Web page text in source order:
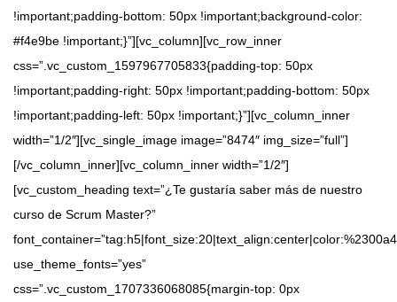
!important;padding-bottom: 50px !important;background-color:
#f4e9be !important;}”][vc_column][vc_row_inner
css=”.vc_custom_1597967705833{padding-top: 50px
!important;padding-right: 50px !important;padding-bottom: 50px
!important;padding-left: 50px !important;}”][vc_column_inner
width=”1/2″][vc_single_image image=”8474″ img_size=”full”]
[/vc_column_inner][vc_column_inner width=”1/2″]
[vc_custom_heading text=”¿Te gustaría saber más de nuestro
curso de Scrum Master?”
use_theme_fonts=”yes”
css=”.vc_custom_1707336068085{margin-top: 0px